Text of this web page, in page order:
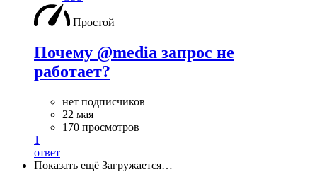
Простой
Почему @media запрос не
работает?
нет подписчиков
22 мая
170 просмотров
1
ответ
Показать ещё Загружается…